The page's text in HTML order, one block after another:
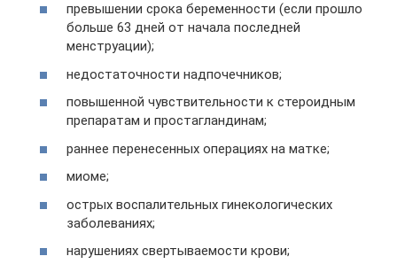
превышении срока беременности (если прошло
больше 63 дней от начала последней
менструации);
недостаточности надпочечников;
повышенной чувствительности к стероидным
препаратам и простагландинам;
раннее перенесенных операциях на матке;
миоме;
острых воспалительных гинекологических
заболеваниях;
нарушениях свертываемости крови;